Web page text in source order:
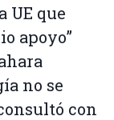
UE que
apoyo”
no se
con